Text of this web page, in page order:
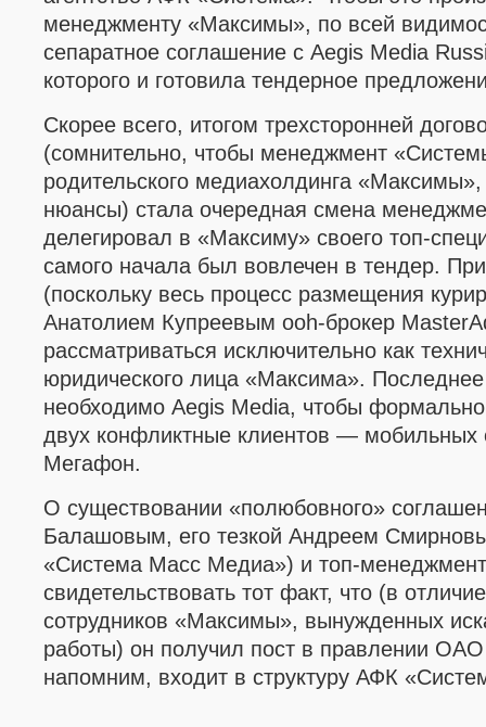
менеджменту «Максимы», по всей
сепаратное соглашение с Aegis Media
которого и готовила тендерное
Скорее всего, итогом трехсторонней
(сомнительно, чтобы менеджмент
родительского медиахолдинга
нюансы) стала очередная смена
делегировал в «Максиму» своего топ-
самого начала был вовлечен в тендер.
(поскольку весь процесс размещения
Анатолием Купреевым ooh-брокер
рассматриваться исключительно как
юридического лица «Максима».
необходимо Aegis Media, чтобы
двух конфликтные клиентов — мобильных
Мегафон.
О существовании «полюбовного»
Балашовым, его тезкой Андреем
«Система Масс Медиа») и топ-
свидетельствовать тот факт, что (в
сотрудников «Максимы», вынужденных
работы) он получил пост в правлении
напомним, входит в структуру АФК